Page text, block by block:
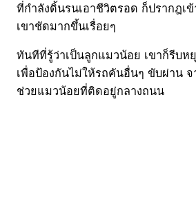
ที่กำลังดิ้นรนเอาชีวิตรอด ก็ปรากฎเ
เขาชัดมากขึ้นเรื่อยๆ
ทันทีที่รู้ว่าเป็นลูกแมวน้อย เขาก็รีบห
เพื่อป้องกันไม่ให้รถคันอื่นๆ ขับผ่าน จ
ช่วยแมวน้อยที่ติดอยู่กลางถนน